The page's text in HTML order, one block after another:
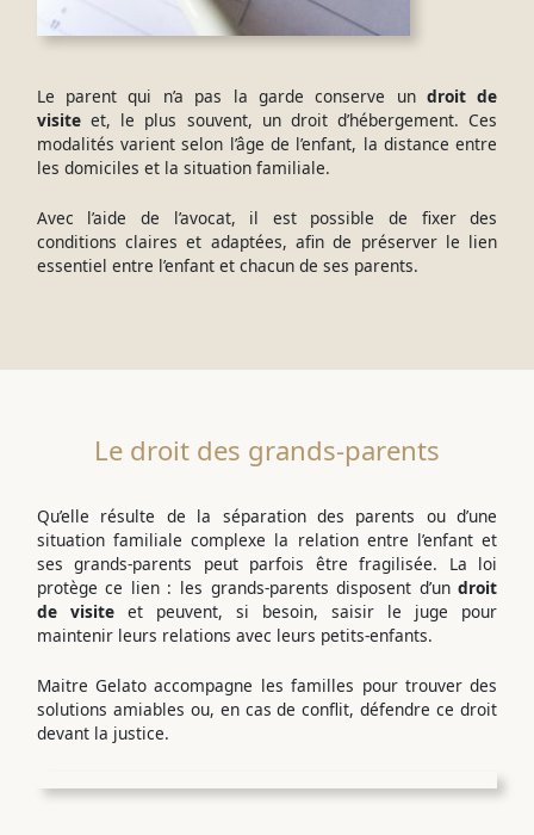
Le parent qui n’a pas la garde conserve un droit de
visiteet, le plus souvent, un droit d’hébergement. Ces
modalités varient selon l’âge de l’enfant, la distance entre
les domiciles et la situation familiale.
Avec l’aide de l’avocat, il est possible de fixer des
conditions claires et adaptées, afin de préserver le lien
essentiel entre l’enfant et chacun de ses parents.
Le droit des grands-parents
Qu’elle résulte de la séparation des parents ou d’une
situation familiale complexe la relation entre l’enfant et
ses grands-parents peut parfois être fragilisée. La loi
protège ce lien : les grands-parents disposent d’undroit
de visiteet peuvent, si besoin, saisir le juge pour
maintenir leurs relations avec leurs petits-enfants.
Maitre Gelato accompagne les familles pour trouver des
solutions amiables ou, en cas de conflit, défendre ce droit
devant la justice.